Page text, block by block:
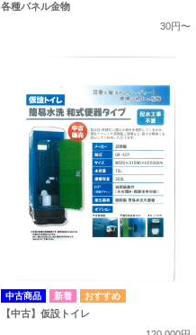
各種パネル金物
30円〜
中古商品
【中古】仮設トイレ